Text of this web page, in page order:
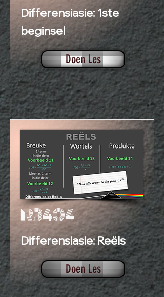
Differensiasie: 1ste
beginsel
Doen Les
R3404
Differensiasie: Reëls
Doen Les